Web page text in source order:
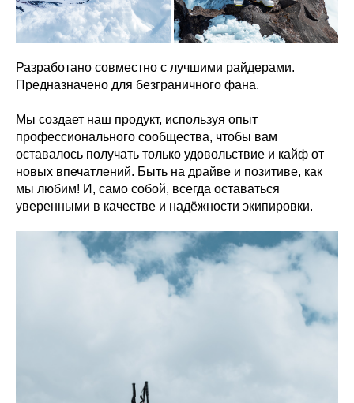
Разработано совместно с лучшими райдерами.
Предназначено для безграничного фана.
Мы создает наш продукт, используя опыт
профессионального сообщества, чтобы вам
оставалось получать только удовольствие и кайф от
новых впечатлений. Быть на драйве и позитиве, как
мы любим! И, само собой, всегда оставаться
уверенными в качестве и надёжности экипировки.